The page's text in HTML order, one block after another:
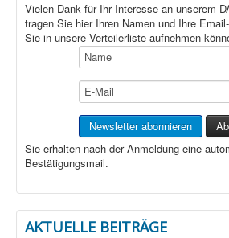
Vielen Dank für Ihr Interesse an unserem
tragen Sie hier Ihren Namen und Ihre
Sie in unsere Verteilerliste aufnehmen
Sie erhalten nach der Anmeldung eine
Bestätigungsmail.
AKTUELLE BEITRÄGE